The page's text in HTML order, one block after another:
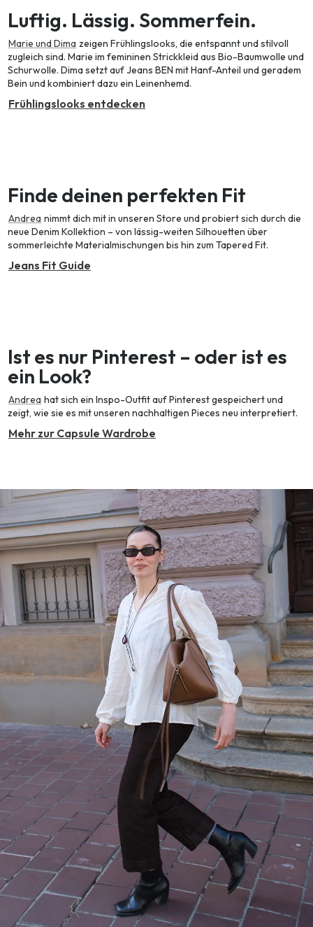
Luftig. Lässig. Sommerfein.
Marie und Dima zeigen Frühlingslooks, die entspannt und stilvoll
zugleich sind. Marie im femininen Strickkleid aus Bio-Baumwolle und
Schurwolle. Dima setzt auf Jeans BEN mit Hanf-Anteil und geradem
Bein und kombiniert dazu ein Leinenhemd.
Frühlingslooks entdecken
Finde deinen perfekten Fit
Andrea nimmt dich mit in unseren Store und probiert sich durch die
neue Denim Kollektion – von lässig-weiten Silhouetten über
sommerleichte Materialmischungen bis hin zum Tapered Fit.
Jeans Fit Guide
Ist es nur Pinterest – oder ist es
ein Look?
Andrea hat sich ein Inspo-Outfit auf Pinterest gespeichert und
zeigt, wie sie es mit unseren nachhaltigen Pieces neu interpretiert.
Mehr zur Capsule Wardrobe